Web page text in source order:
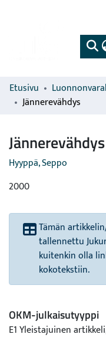
Etusivu
Jännerevähdys
Jännerevähdys
Hyyppä, Seppo
2000
Tämän
tallennettu
kuitenkin olla
kokotekstiin.
OKM-julkaisutyyppi
E1 Yleistajuinen